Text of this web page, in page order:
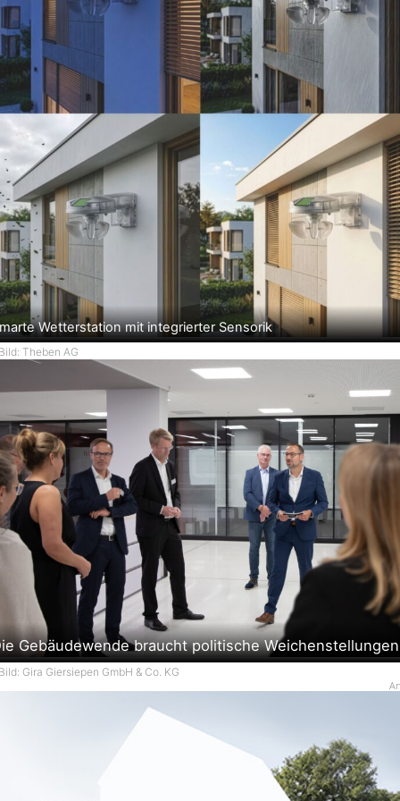
Wetterstation mit integrierter Sensorik
Theben AG
Gebäudewende braucht politische Weichenstellungen
Gira Giersiepen GmbH & Co. KG